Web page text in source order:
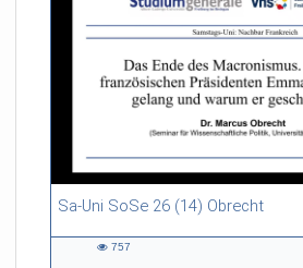
Sa-Uni SoSe 26 (14) Obrecht
46:53 duration
757